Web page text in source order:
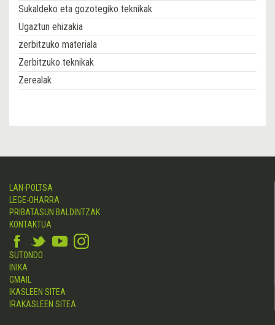
Sukaldeko eta gozotegiko teknikak
Ugaztun ehizakia
zerbitzuko materiala
Zerbitzuko teknikak
Zerealak
LAN-POLTSA
LEGE-OHARRA
PRIBATASUN BALDINTZAK
KONTAKTUA
SUTONDO
INIKA
GMAIL
IKASLEEN SITEA
IRAKASLEEN SITEA